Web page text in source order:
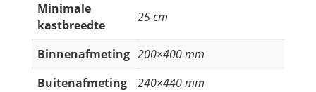
Minimale
kastbreedte
25 cm
Binnenafmeting 200×400 mm
Buitenafmeting
240×440 mm